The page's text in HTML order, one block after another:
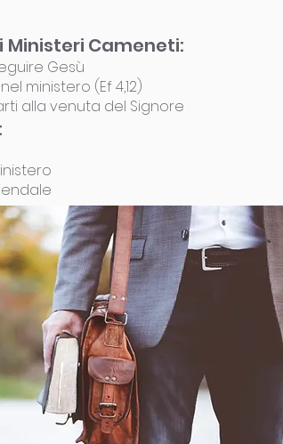
Ministeri Cameneti:
Gesù
ministero (Ef 4,12)
alla venuta del Signore